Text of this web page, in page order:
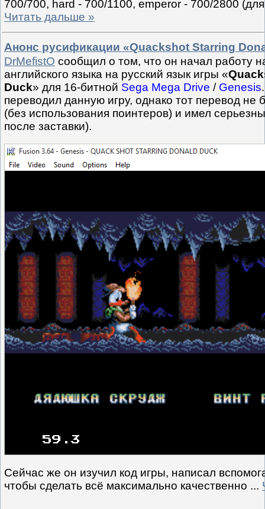
700/700, hard - 700/1100, emperor - 700/2800
Читать дальше »
Анонс русификации «Quackshot Starring
DrMefistO сообщил о том, что он начал работу
английского языка на русский язык игры «
Duck» для 16-битной Sega Mega Drive / Genesis
переводил данную игру, однако тот перевод не
(без использования поинтеров) и имел
после заставки).
Сейчас же он изучил код игры, написал
чтобы сделать всё максимально качественно ...